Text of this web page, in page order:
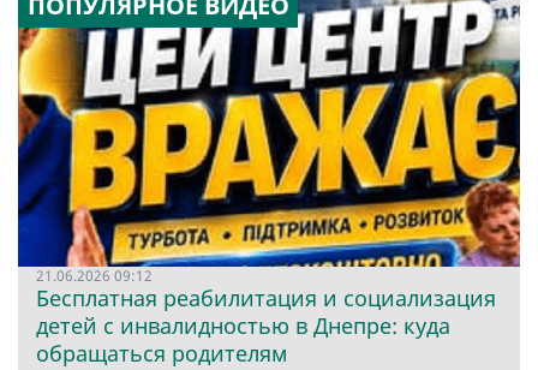
21.06.2026 09:12
Бесплатная реабилитация и социализация
детей с инвалидностью в Днепре: куда
обращаться родителям